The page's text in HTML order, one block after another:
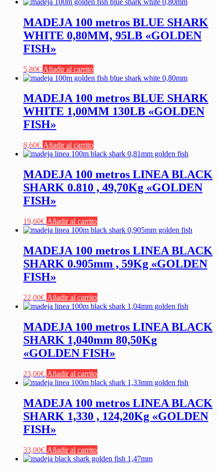
MADEJA 100 metros BLUE SHARK
WHITE 0,80MM, 95LB «GOLDEN
FISH»
5,80€ Añadir al carrito
MADEJA 100 metros BLUE SHARK
WHITE 1,00MM 130LB «GOLDEN
FISH»
8,60€ Añadir al carrito
MADEJA 100 metros LINEA BLACK
SHARK 0.810 , 49,70Kg «GOLDEN
FISH»
19,60€ Añadir al carrito
MADEJA 100 metros LINEA BLACK
SHARK 0.905mm , 59Kg «GOLDEN
FISH»
22,00€ Añadir al carrito
MADEJA 100 metros LINEA BLACK
SHARK 1,040mm 80,50Kg
«GOLDEN FISH»
23,00€ Añadir al carrito
MADEJA 100 metros LINEA BLACK
SHARK 1,330 , 124,20Kg «GOLDEN
FISH»
33,00€ Añadir al carrito